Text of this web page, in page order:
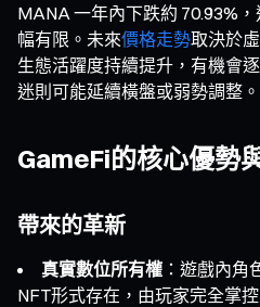
MANA 一年內下跌約 70.93%
幅有限。未來價格走勢取決於
生態活躍度持續提升，有機會
迷則可能延續橫盤或弱勢調整。
GameFi的核心優勢
帶來的革新
真實數位所有權 ：遊戲內角
NFT形式存在，由玩家完全掌